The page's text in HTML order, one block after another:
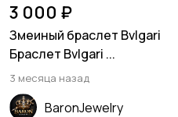
3 000 ₽
Змеиный браслет Bvlgari
Браслет Bvlgari ...
3 месяца назад
BaronJewelry